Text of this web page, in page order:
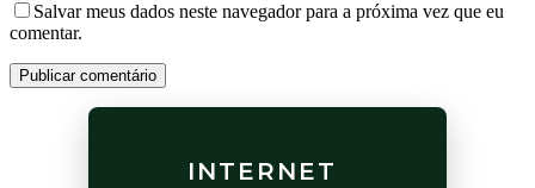
Salvar meus dados neste navegador para a próxima vez que eu
comentar.
Publicar comentário
INTERNET